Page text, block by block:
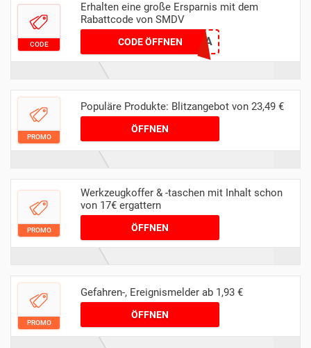
CODE
Erhalten eine große Ersparnis mit dem
Rabattcode von SMDV
CODE ÖFFNEN
5ZQ6HG38EA
PROMO
Populäre Produkte: Blitzangebot von 23,49 €
ÖFFNEN
PROMO
Werkzeugkoffer & -taschen mit Inhalt schon
von 17€ ergattern
ÖFFNEN
PROMO
Gefahren-, Ereignismelder ab 1,93 €
ÖFFNEN